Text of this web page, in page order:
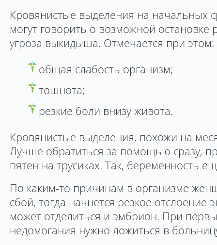
Кровянистые выделения на начальных
могут говорить о возможной остановке
угроза выкидыша. Отмечается при этом:
общая слабость организм;
тошнота;
резкие боли внизу живота.
Кровянистые выделения, похожи на
Лучше обратиться за помощью сразу,
пятен на трусиках. Так, беременность
По каким-то причинам в организме
сбой, тогда начнется резкое отслоение
может отделиться и эмбрион. При
недомогания нужно ложиться в